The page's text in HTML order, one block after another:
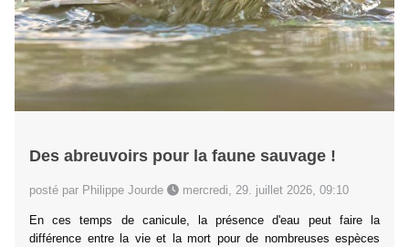
Des abreuvoirs pour la faune sauvage !
posté par Philippe Jourde mercredi, 29. juillet 2026, 09:10
En ces temps de canicule, la présence d'eau peut faire la
différence entre la vie et la mort pour de nombreuses espèces